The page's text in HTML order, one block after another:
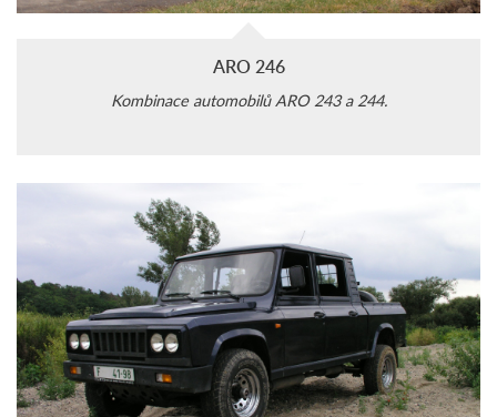
ARO 246
Kombinace automobilů ARO 243 a 244.